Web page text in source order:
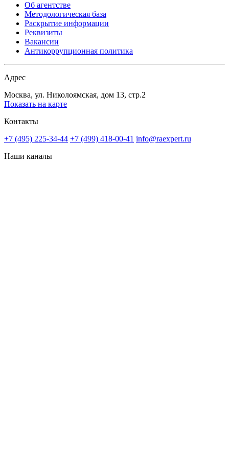
Об агентстве
Методологическая база
Раскрытие информации
Реквизиты
Вакансии
Антикоррупционная политика
Адрес
Москва, ул. Николоямская, дом 13, стр.2
Показать на карте
Контакты
+7 (495) 225-34-44 +7 (499) 418-00-41 info@raexpert.ru
Наши каналы